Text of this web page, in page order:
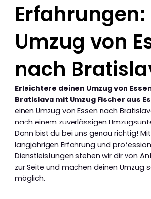
Erfahrungen:
Umzug von
nach
Erleichtere deinen Umzug von
Bratislava mit Umzug Fischer aus
einen Umzug von Essen nach
nach einem zuverlässigen
Dann bist du bei uns genau richtig!
langjährigen Erfahrung und
Dienstleistungen stehen wir dir von
zur Seite und machen deinen Umzug
möglich.